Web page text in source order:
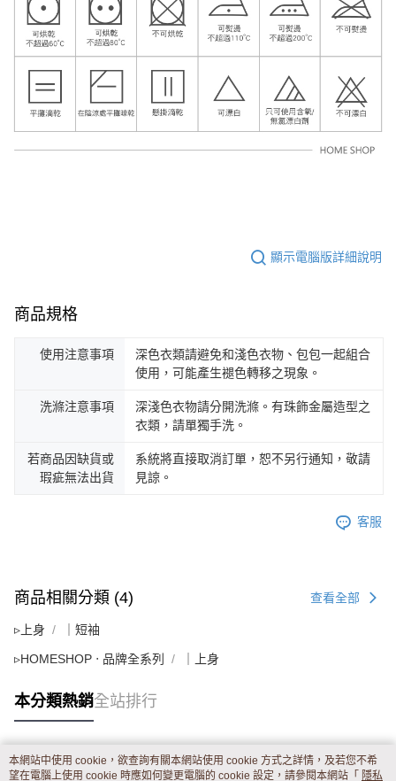
顯示電腦版詳細說明
商品規格
使用注意事項
深色衣類請避免和淺色衣物、包包一起組合
使用，可能產生褪色轉移之現象。
洗滌注意事項
深淺色衣物請分開洗滌。有珠飾金屬造型之
衣類，請單獨手洗。
若商品因缺貨或
瑕疵無法出貨
系統將直接取消訂單，恕不另行通知，敬請
見諒。
客服
商品相關分類 (4) 查看全部
▹上身 ｜短袖
▹HOMESHOP ‧ 品牌全系列 ｜上身
本分類熱銷全站排行
熱門標籤
本網站中使用 cookie，欲查詢有關本網站使用 cookie 方式之詳情，及若您不希
望在電腦上使用 cookie 時應如何變更電腦的 cookie 設定，請參閱本網站「 隱私